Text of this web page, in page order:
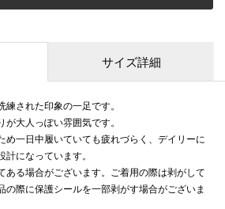
サイズ詳細
された印象の一足です。
大人っぽい雰囲気です。
め一日中履いていても疲れづらく、デイリーに
になっています。
る場合がございます。ご着用の際は剥がして
の際に保護シールを一部剥がす場合がございま